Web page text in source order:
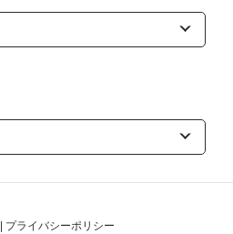
プライバシーポリシー